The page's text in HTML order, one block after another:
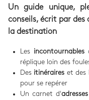
Un guide unique,
conseils, écrit par des
la destination
Les incontournables
réplique loin des
Des itinéraires et des
pour se repérer
Un carnet d'